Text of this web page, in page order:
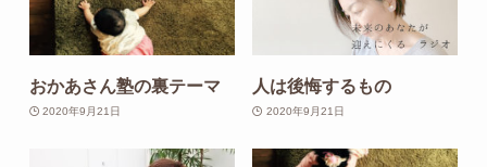
おかあさん塾の裏テーマ
2020年9月21日
人は後悔するもの
2020年9月21日